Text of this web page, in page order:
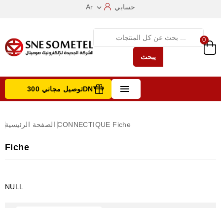
Ar  حسابي
يبحث
0
 توصيل مجاني 300DNT +
الصفحة الرئيسية CONNECTIQUE Fiche
Fiche
NULL